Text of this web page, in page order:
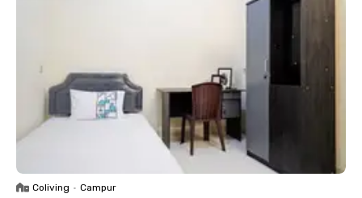
Coliving • Campur